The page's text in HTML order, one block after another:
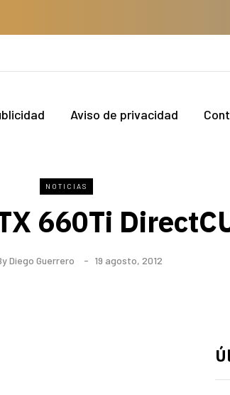
Aviso de privacidad
NOTICIAS
660Ti
Diego Guerrero 19 agosto, 2012